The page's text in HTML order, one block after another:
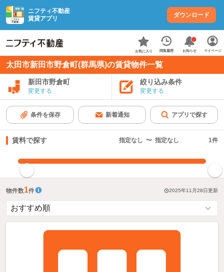
ニフティ不動産
賃貸アプリ
ダウンロード
お気に入り 閲覧履歴 お知らせ マイページ
太田市新田市野倉町(群馬県)の賃貸物件一覧
新田市野倉町
変更する
絞り込み条件
変更する
条件を保存 新着通知 アプリで探す
賃料で探す 指定なし 〜 指定なし 1件
物件数1件 2025年11月28日更新